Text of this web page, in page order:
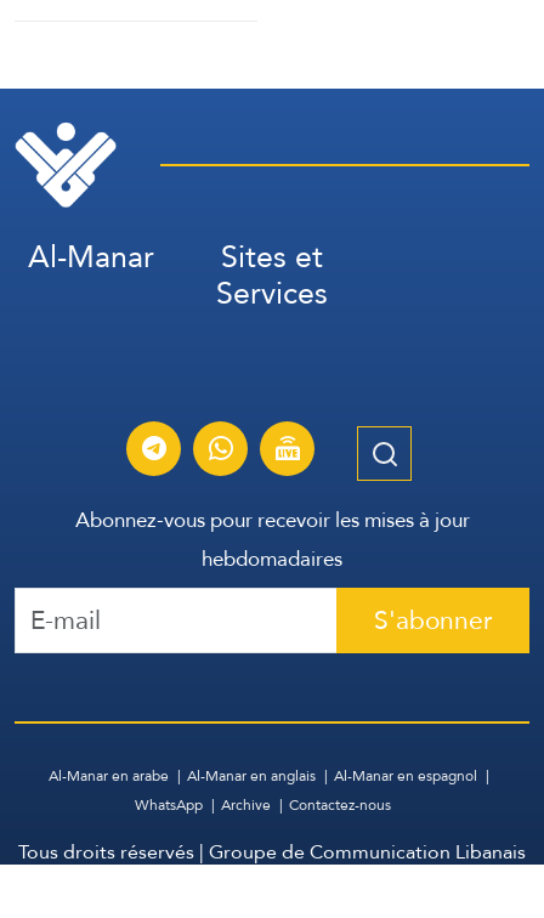
Al-Manar Sites et
Services
Abonnez-vous pour recevoir les mises à jour
hebdomadaires
S'abonner
Al-Manar en arabe Al-Manar en anglais
Al-Manar en espagnol
WhatsApp
Archive Contactez-nous
Tous droits réservés | Groupe de Communication Libanais